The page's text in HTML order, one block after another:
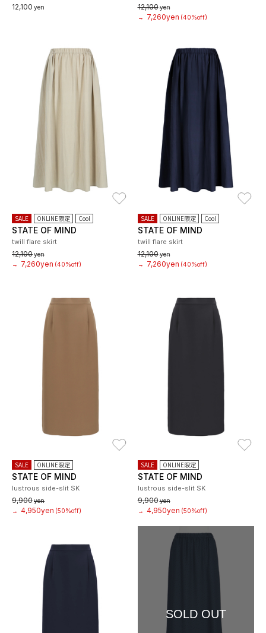
12,100 yen 12,100yen
→
7,260yen (40%off)
SALE ONLINE限定 Cool
STATE OF MIND
twill flare skirt
12,100yen
→
7,260yen (40%off)
SALE ONLINE限定 Cool
STATE OF MIND
twill flare skirt
12,100yen
→
7,260yen (40%off)
SALE ONLINE限定
STATE OF MIND
lustrous side-slit SK
9,900yen
→ 4,950yen (50%off)
SALE ONLINE限定
STATE OF MIND
lustrous side-slit SK
9,900yen
→ 4,950yen (50%off)
SOLD OUT